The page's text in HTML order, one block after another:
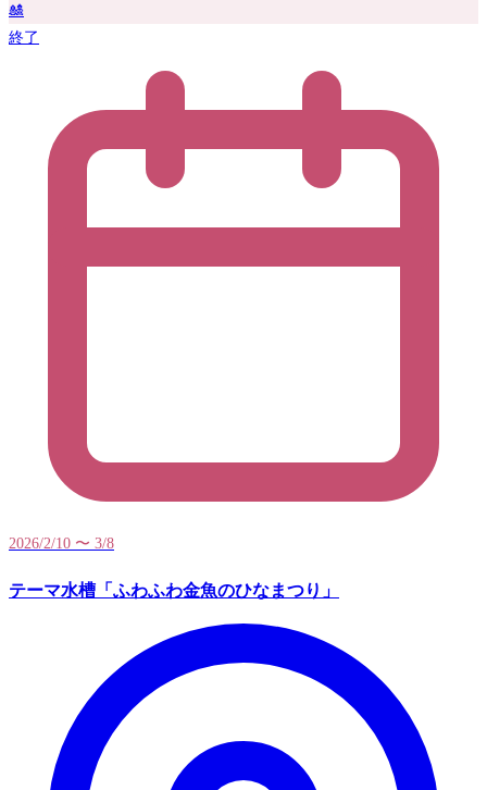
🎎
終了
2026/2/10 〜 3/8
テーマ水槽「ふわふわ金魚のひなまつり」